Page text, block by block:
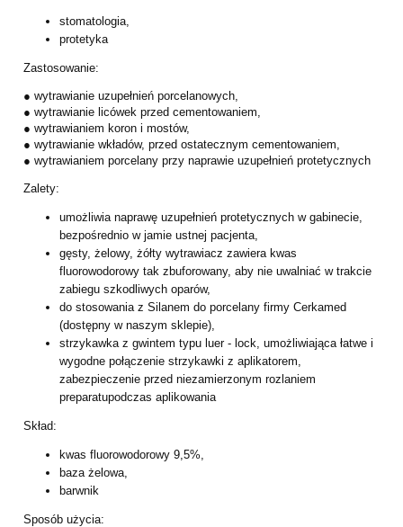
stomatologia,
protetyka
Zastosowanie:
● wytrawianie uzupełnień porcelanowych,
● wytrawianie licówek przed cementowaniem,
● wytrawianiem koron i mostów,
● wytrawianie wkładów, przed ostatecznym cementowaniem,
● wytrawianiem porcelany przy naprawie uzupełnień protetycznych
Zalety:
umożliwia naprawę uzupełnień protetycznych w gabinecie,
bezpośrednio w jamie ustnej pacjenta,
gęsty, żelowy, żółty wytrawiacz zawiera kwas
fluorowodorowy tak zbuforowany, aby nie uwalniać w trakcie
zabiegu szkodliwych oparów,
do stosowania z Silanem do porcelany firmy Cerkamed
(dostępny w naszym sklepie),
strzykawka z gwintem typu luer - lock, umożliwiająca łatwe i
wygodne połączenie strzykawki z aplikatorem,
zabezpieczenie przed niezamierzonym rozlaniem
preparatupodczas aplikowania
Skład:
kwas fluorowodorowy 9,5%,
baza żelowa,
barwnik
Sposób użycia: